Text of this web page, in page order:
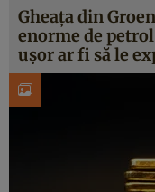
Gheața din
enorme de
ușor ar fi să le